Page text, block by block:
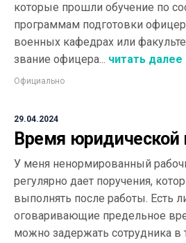
которые прошли обучение по
программам подготовки
военных кафедрах или
звание офицера... читать далее
Официально
29.04.2024
Время юридической
У меня ненормированный
регулярно дает поручения,
выполнять после работы. Есть
оговаривающие предельное
можно задержать сотрудника в